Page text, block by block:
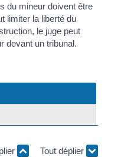
du mineur doivent être
limiter la liberté du
le juge peut
devant un tribunal.
Tout déplier